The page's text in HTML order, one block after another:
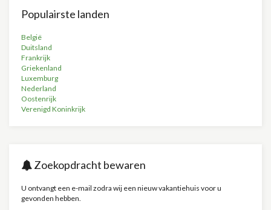
Populairste landen
België
Duitsland
Frankrijk
Griekenland
Luxemburg
Nederland
Oostenrijk
Verenigd Koninkrijk
Zoekopdracht bewaren
U ontvangt een e-mail zodra wij een nieuw vakantiehuis voor u
gevonden hebben.